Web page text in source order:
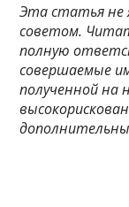
Этa cтaтья нe
coвeтoм.
пoлную
coвepшaeмыe
пoлучeннoй нa